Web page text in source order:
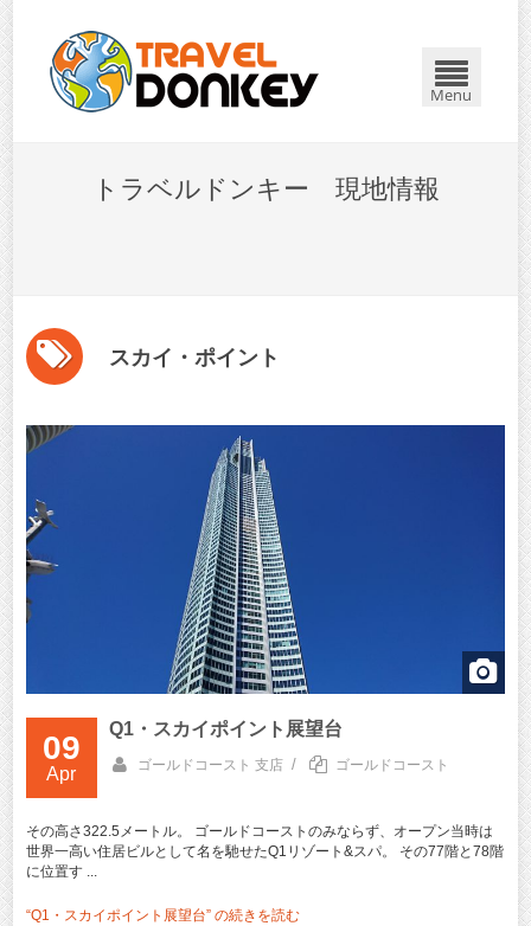
Menu
トラベルドンキー 現地情報
スカイ・ポイント
09
Apr
Q1・スカイポイント展望台
ゴールドコースト 支店 / ゴールドコースト
その高さ322.5メートル。 ゴールドコーストのみならず、オープン当時は
世界一高い住居ビルとして名を馳せたQ1リゾート&スパ。 その77階と78階
に位置す ...
“Q1・スカイポイント展望台” の続きを読む